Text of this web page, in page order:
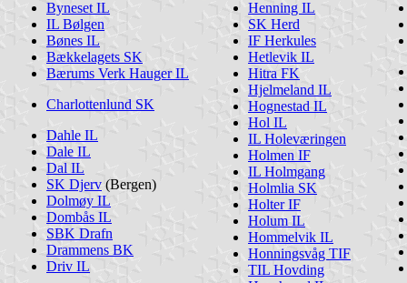
Byneset IL
IL Bølgen
Bønes IL
Bækkelagets SK
Bærums Verk Hauger IL
Charlottenlund SK
Dahle IL
Dale IL
Dal IL
SK Djerv (Bergen)
Dolmøy IL
Dombås IL
SBK Drafn
Drammens BK
Driv IL
Henning IL
SK Herd
IF Herkules
Hetlevik IL
Hitra FK
Hjelmeland IL
Hognestad IL
Hol IL
IL Holeværingen
Holmen IF
IL Holmgang
Holmlia SK
Holter IF
Holum IL
Hommelvik IL
Honningsvåg TIF
TIL Hovding